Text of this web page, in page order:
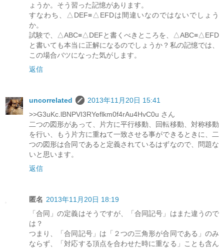
ょうか。そう習った記憶があります。
すなわち、△DEF≡△EFDは間違いなのではないでしょう
か。
試験で、△ABC≡△DEFと書くべきところを、△ABC≡△EFD
と書いても本当に正解になるのでしょうか？私の記憶では、
この場合バツになった気がします。
返信
uncorrelated
2013年11月20日 15:41
>>G3uKc.lBNPVI3RYeflkm0f4rAu4HvC0u さん
二つの図形があって、片方に平行移動、回転移動、対称移動
を行い、もう片方に重ねて一致させる事ができるときに、二
つの図形は合同であると定義されているはずなので、問題な
いと思います。
返信
匿名 2013年11月20日 18:19
「合同」の定義はそうですが、「合同記号」はまた違うので
は？
つまり、「合同記号」は「２つの三角形が合同である」のみ
ならず、「対応する頂点を合わせた時に重なる」ことも含ん